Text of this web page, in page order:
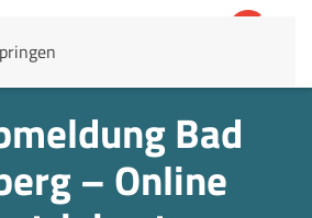
Bad
– Online